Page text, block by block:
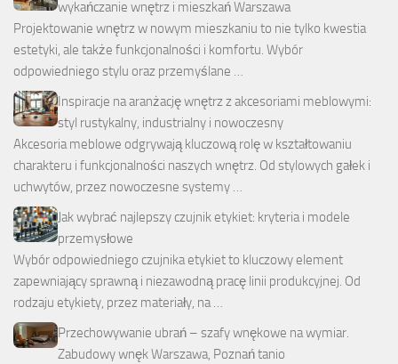
wykańczanie wnętrz i mieszkań Warszawa
Projektowanie wnętrz w nowym mieszkaniu to nie tylko kwestia
estetyki, ale także funkcjonalności i komfortu. Wybór
odpowiedniego stylu oraz przemyślane …
Inspiracje na aranżację wnętrz z akcesoriami meblowymi:
styl rustykalny, industrialny i nowoczesny
Akcesoria meblowe odgrywają kluczową rolę w kształtowaniu
charakteru i funkcjonalności naszych wnętrz. Od stylowych gałek i
uchwytów, przez nowoczesne systemy …
Jak wybrać najlepszy czujnik etykiet: kryteria i modele
przemysłowe
Wybór odpowiedniego czujnika etykiet to kluczowy element
zapewniający sprawną i niezawodną pracę linii produkcyjnej. Od
rodzaju etykiety, przez materiały, na …
Przechowywanie ubrań – szafy wnękowe na wymiar.
Zabudowy wnęk Warszawa, Poznań tanio